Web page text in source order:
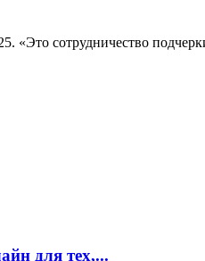
«Это сотрудничество
для тех,...